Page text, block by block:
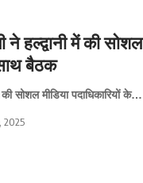
ने हल्द्वानी में की सोशल
साथ बैठक
सोशल मीडिया पदाधिकारियों के…
2025